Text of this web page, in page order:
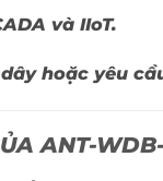
và IIoT.
hoặc yêu
ANT-